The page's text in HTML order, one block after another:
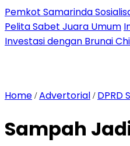
Pemkot Samarinda
Pelita Sabet Juara Umum
Investasi dengan Brunai
Home /Advertorial / DPRD
Sampah